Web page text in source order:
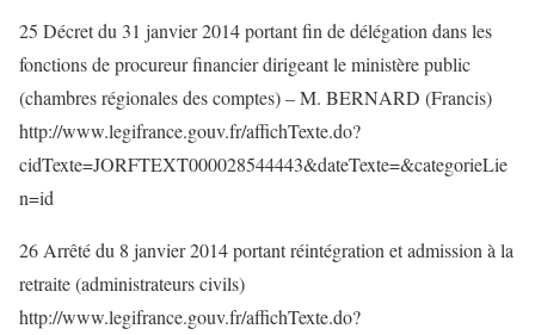
25 Décret du 31 janvier 2014 portant fin de délégation dans les
fonctions de procureur financier dirigeant le ministère public
(chambres régionales des comptes) – M. BERNARD (Francis)
http://www.legifrance.gouv.fr/affichTexte.do?
cidTexte=JORFTEXT000028544443&dateTexte=&categorieLie
n=id
26 Arrêté du 8 janvier 2014 portant réintégration et admission à la
retraite (administrateurs civils)
http://www.legifrance.gouv.fr/affichTexte.do?